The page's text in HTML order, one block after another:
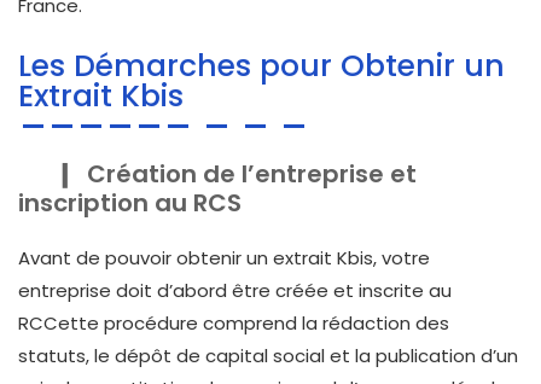
Les Démarches pour Obtenir un
Extrait Kbis
Création de l’entreprise et
inscription au RCS
Avant de pouvoir obtenir un extrait Kbis, votre
entreprise doit d’abord être créée et inscrite au
RCCette procédure comprend la rédaction des
statuts, le dépôt de capital social et la publication d’un